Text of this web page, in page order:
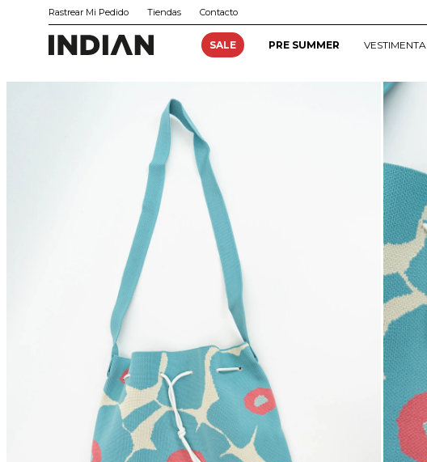
SALE PRE SUMMER VESTIMENTA
Rastrear Mi Pedido Tiendas Contacto